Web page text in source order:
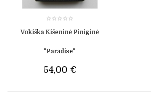
Vokiška Kišeninė Piniginė
"Paradise"
54,00 €